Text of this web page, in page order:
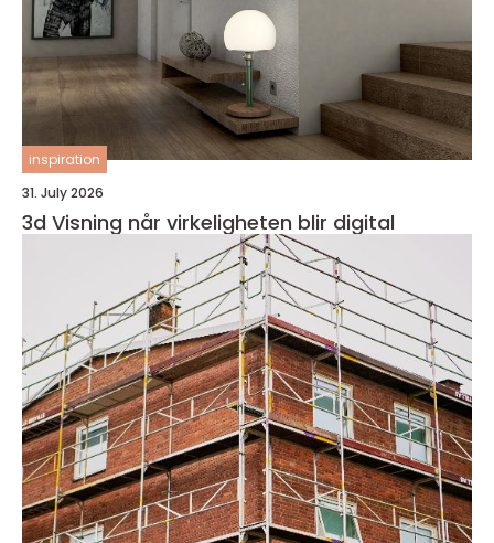
inspiration
31. July 2026
3d Visning når virkeligheten blir digital